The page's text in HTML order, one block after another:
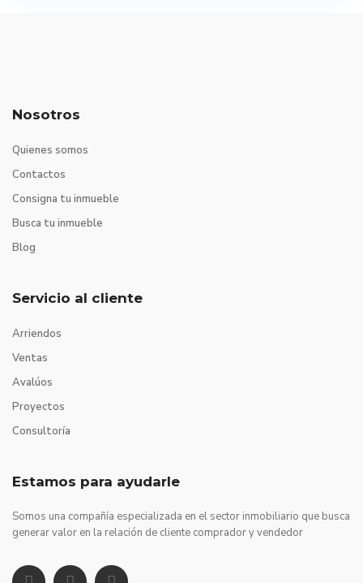
Nosotros
Quienes somos
Contactos
Consigna tu inmueble
Busca tu inmueble
Blog
Servicio al cliente
Arriendos
Ventas
Avalúos
Proyectos
Consultoría
Estamos para ayudarle
Somos una compañía especializada en el sector inmobiliario que busca
generar valor en la relación de cliente comprador y vendedor